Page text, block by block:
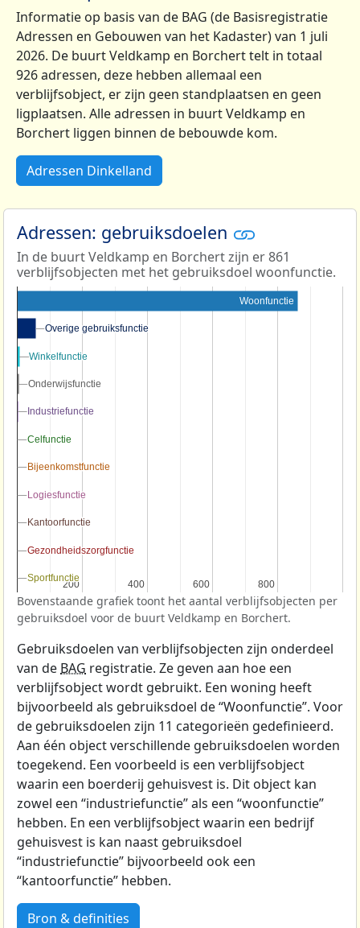
Informatie op basis van de BAG (de Basisregistratie
Adressen en Gebouwen van het Kadaster) van 1 juli
2026. De buurt Veldkamp en Borchert telt in totaal
926 adressen, deze hebben allemaal een
verblijfsobject, er zijn geen standplaatsen en geen
ligplaatsen. Alle adressen in buurt Veldkamp en
Borchert liggen binnen de bebouwde kom.
Adressen Dinkelland
Adressen: gebruiksdoelen
In de buurt Veldkamp en Borchert zijn er 861
verblijfsobjecten met het gebruiksdoel woonfunctie.
200
200 400
400 600
600 800
800
Woonfunctie
Overige gebruiksfunctie
Overige gebruiksfunctie
Winkelfunctie
Winkelfunctie
Onderwijsfunctie
Onderwijsfunctie
Industriefunctie
Industriefunctie
Celfunctie
Celfunctie
Bijeenkomstfunctie
Bijeenkomstfunctie
Logiesfunctie
Logiesfunctie
Kantoorfunctie
Kantoorfunctie
Gezondheidszorgfunctie
Gezondheidszorgfunctie
Sportfunctie
Sportfunctie
Bovenstaande grafiek toont het aantal verblijfsobjecten per
gebruiksdoel voor de buurt Veldkamp en Borchert.
Gebruiksdoelen van verblijfsobjecten zijn onderdeel
van de BAG registratie. Ze geven aan hoe een
verblijfsobject wordt gebruikt. Een woning heeft
bijvoorbeeld als gebruiksdoel de “Woonfunctie”. Voor
de gebruiksdoelen zijn 11 categorieën gedefinieerd.
Aan één object verschillende gebruiksdoelen worden
toegekend. Een voorbeeld is een verblijfsobject
waarin een boerderij gehuisvest is. Dit object kan
zowel een “industriefunctie” als een “woonfunctie”
hebben. En een verblijfsobject waarin een bedrijf
gehuisvest is kan naast gebruiksdoel
“industriefunctie” bijvoorbeeld ook een
“kantoorfunctie” hebben.
Bron & definities